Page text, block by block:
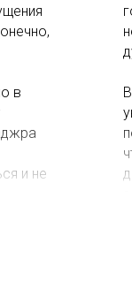
в
и не